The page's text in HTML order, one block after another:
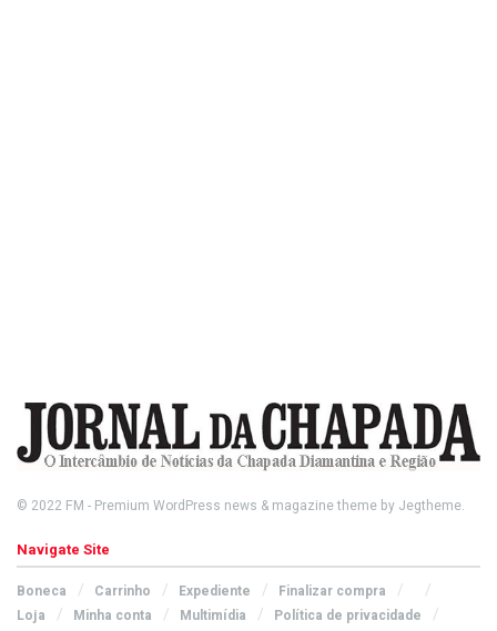
© 2022 FM - Premium WordPress news & magazine theme by Jegtheme.
Navigate Site
Boneca Carrinho Expediente
Finalizar compra
Loja
Minha conta Multimídia
Política de privacidade